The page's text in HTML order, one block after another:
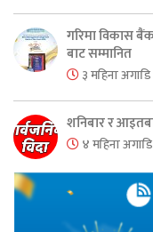
गरिमा विकास
बाट सम्मानित
३ महिना अगाडि
शनिबार र
४ महिना अगाडि